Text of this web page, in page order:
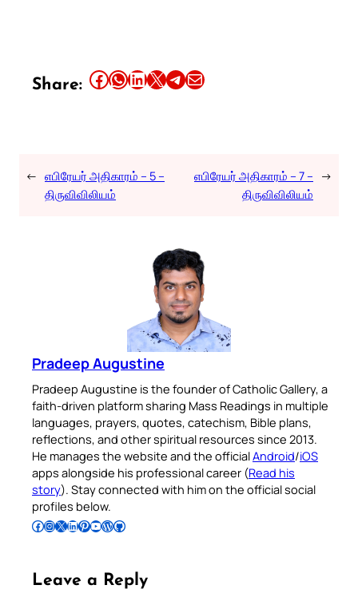
Share: Share this article on Facebook Share this article on WhatsApp Share this article on LinkedIn Share this article on X Share this article on TelegramEmail this Article
← எபிரேயர் அதிகாரம் – 5 –
திருவிவிலியம்
எபிரேயர் அதிகாரம் – 7 –
திருவிவிலியம்
→
Pradeep Augustine
Pradeep Augustine is the founder of Catholic Gallery, a
faith-driven platform sharing Mass Readings in multiple
languages, prayers, quotes, catechism, Bible plans,
reflections, and other spiritual resources since 2013.
He manages the website and the officialAndroid/iOS
apps alongside his professional career (Read his
story). Stay connected with him on the official social
profiles below.
Follow Pradeep on Facebook Follow Pradeep on InstagramFollow Pradeep on X Follow Pradeep on LinkedIn Follow Pradeep on Pinterest Subscribe to Pradeep’s Youtube Channel Follow Pradeep on WordPress Follow Pradeep on GitHub
Leave a Reply